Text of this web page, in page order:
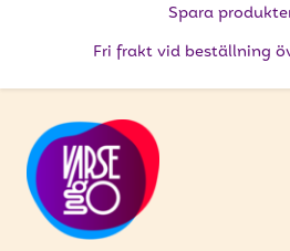
Spara
Fri frakt vid beställning